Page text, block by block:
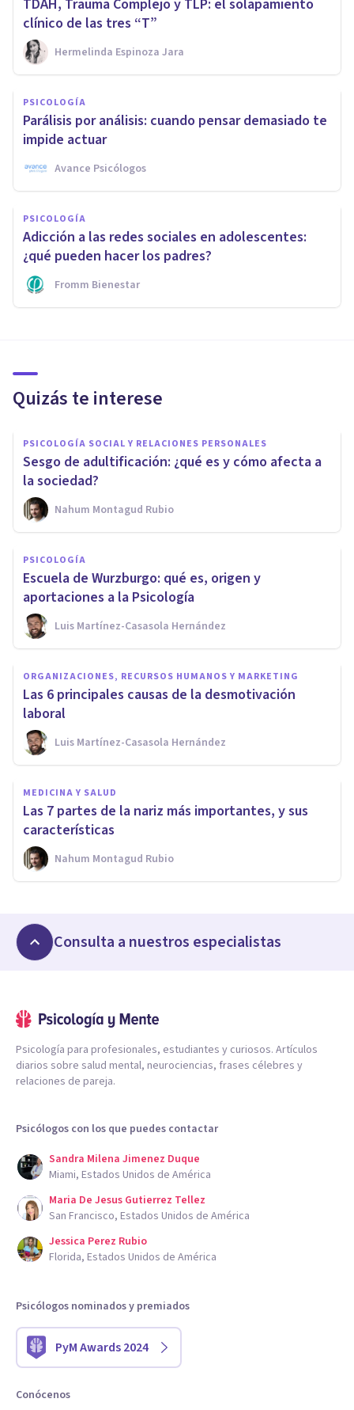
TDAH, Trauma Complejo y TLP: el solapamiento
clínico de las tres “T”
Hermelinda Espinoza Jara
PSICOLOGÍA
Parálisis por análisis: cuando pensar demasiado te
impide actuar
Avance Psicólogos
PSICOLOGÍA
Adicción a las redes sociales en adolescentes:
¿qué pueden hacer los padres?
Fromm Bienestar
Quizás te interese
PSICOLOGÍA SOCIAL Y RELACIONES PERSONALES
Sesgo de adultificación: ¿qué es y cómo afecta a
la sociedad?
Nahum Montagud Rubio
PSICOLOGÍA
Escuela de Wurzburgo: qué es, origen y
aportaciones a la Psicología
Luis Martínez-Casasola Hernández
ORGANIZACIONES, RECURSOS HUMANOS Y MARKETING
Las 6 principales causas de la desmotivación
laboral
Luis Martínez-Casasola Hernández
MEDICINA Y SALUD
Las 7 partes de la nariz más importantes, y sus
características
Nahum Montagud Rubio
Consulta a nuestros especialistas
Psicología para profesionales, estudiantes y curiosos. Artículos
diarios sobre salud mental, neurociencias, frases célebres y
relaciones de pareja.
Psicólogos con los que puedes contactar
Sandra Milena Jimenez Duque
Miami, Estados Unidos de América
Maria De Jesus Gutierrez Tellez
San Francisco, Estados Unidos de América
Jessica Perez Rubio
Florida, Estados Unidos de América
Psicólogos nominados y premiados
PyM Awards 2024
Conócenos